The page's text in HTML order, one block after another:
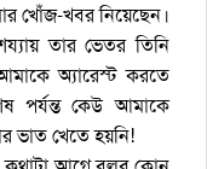
খোঁজ-খবর নিয়েছেন।
তার ভেতর তিনি
অ্যারেস্ট করতে
পর্যন্ত কেউ আমাকে
ভাত খেতে হয়নি!